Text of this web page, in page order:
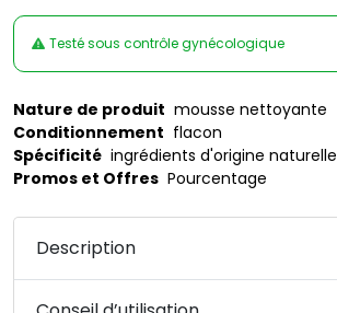
Testé sous contrôle gynécologique
Nature de produit mousse nettoyante
Conditionnement flacon
Spécificité ingrédients d'origine naturelle
Promos et Offres Pourcentage
Description